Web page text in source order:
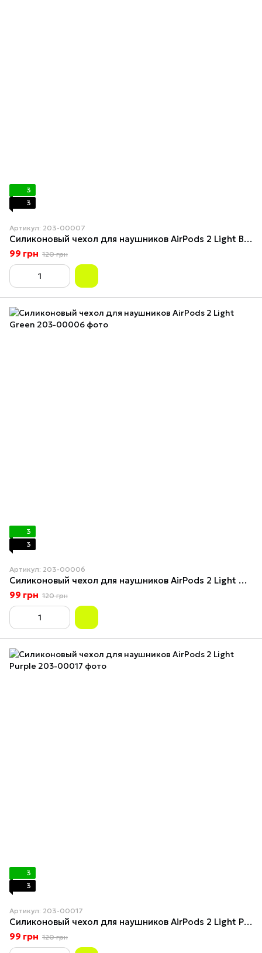
3
3
Артикул: 203-00007
Силиконовый чехол для наушников AirPods 2 Light Blue
99 грн 120 грн
3
3
Артикул: 203-00006
Силиконовый чехол для наушников AirPods 2 Light Green
99 грн 120 грн
3
3
Артикул: 203-00017
Силиконовый чехол для наушников AirPods 2 Light Purple
99 грн 120 грн